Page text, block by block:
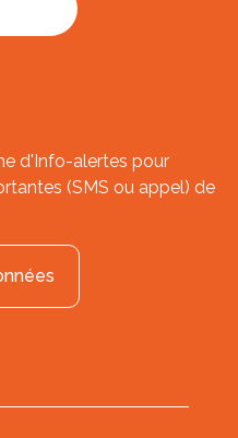
d'Info-alertes pour
(SMS ou appel) de